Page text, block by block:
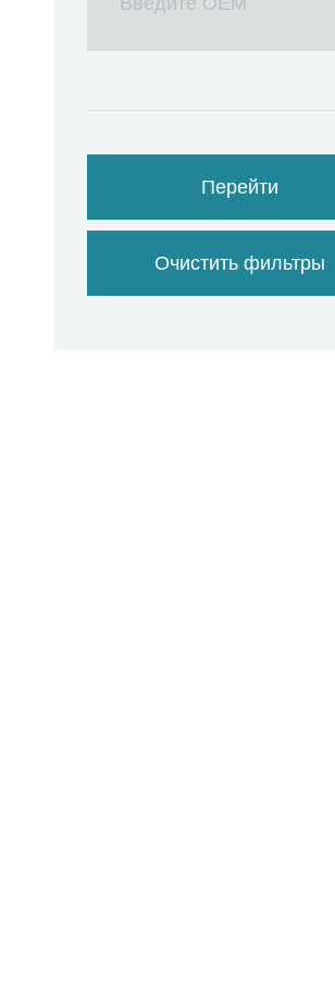
Перейти
Очистить фильтры